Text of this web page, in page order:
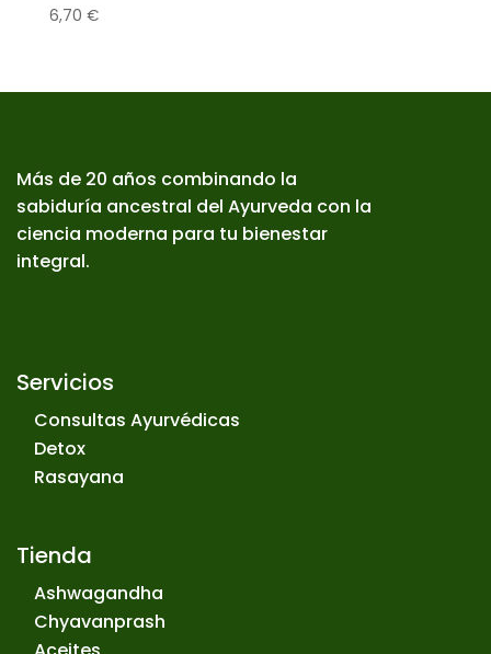
6,70 €
Más de 20 años combinando la
sabiduría ancestral del Ayurveda con la
ciencia moderna para tu bienestar
integral.
Servicios
Consultas Ayurvédicas
Detox
Rasayana
Tienda
Ashwagandha
Chyavanprash